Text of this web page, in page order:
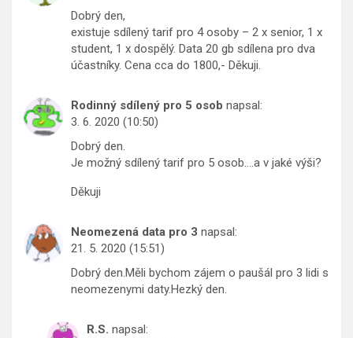
Dobrý den,
existuje sdílený tarif pro 4 osoby – 2 x senior, 1 x
student, 1 x dospělý. Data 20 gb sdílena pro dva
účastníky. Cena cca do 1800,- Děkuji.
Rodinný sdílený pro 5 osob napsal:
3. 6. 2020 (10:50)
Dobrý den.
Je možný sdílený tarif pro 5 osob….a v jaké výši?
Děkuji
Neomezená data pro 3 napsal:
21. 5. 2020 (15:51)
Dobrý den.Měli bychom zájem o paušál pro 3 lidi s
neomezenymi daty.Hezký den.
R.S. napsal: